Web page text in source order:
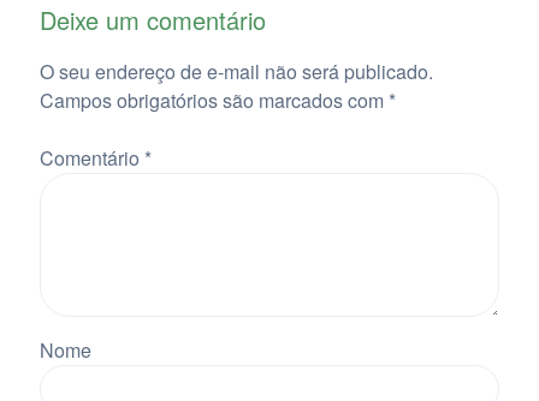
Deixe um comentário
O seu endereço de e-mail não será publicado.
Campos obrigatórios são marcados com *
Comentário *
Nome